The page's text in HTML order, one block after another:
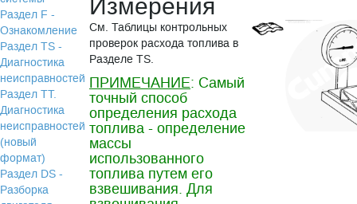
Раздел F -
Ознакомление
Раздел TS -
Диагностика
неисправностей
Раздел TТ.
Диагностика
неисправностей
(новый
формат)
Раздел DS -
Разборка
Измерения
См. Таблицы контрольных
проверок расхода топлива в
Разделе TS.
ПРИМЕЧАНИЕ: Самый
точный способ
определения расхода
топлива - определение
массы
использованного
топлива путем его
взвешивания. Для